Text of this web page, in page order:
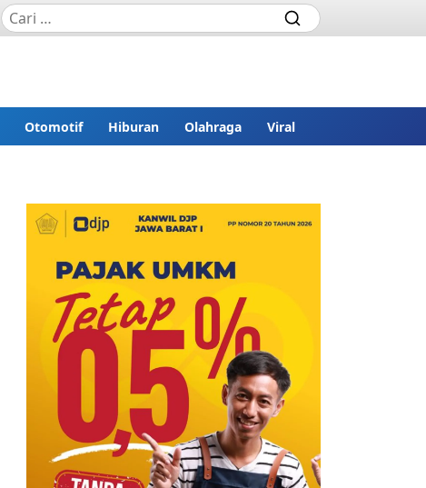
Otomotif Hiburan Olahraga Viral